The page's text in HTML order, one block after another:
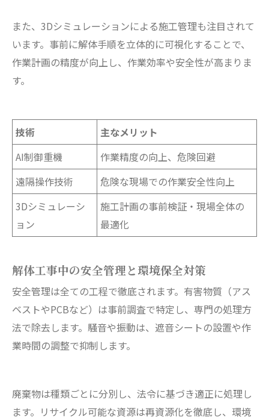
また、3Dシミュレーションによる施工管理も注目されて
います。事前に解体手順を立体的に可視化することで、
作業計画の精度が向上し、作業効率や安全性が高まりま
す。
技術
主なメリット
AI制御重機
作業精度の向上、危険回避
遠隔操作技術
危険な現場での作業安全性向上
3Dシミュレーシ
ョン
施工計画の事前検証・現場全体の
最適化
解体工事中の安全管理と環境保全対策
安全管理は全ての工程で徹底されます。有害物質（アス
ベストやPCBなど）は事前調査で特定し、専門の処理方
法で除去します。騒音や振動は、遮音シートの設置や作
業時間の調整で抑制します。
廃棄物は種類ごとに分別し、法令に基づき適正に処理し
ます。リサイクル可能な資源は再資源化を徹底し、環境